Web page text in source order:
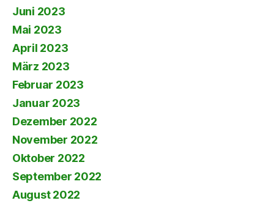
Juni 2023
Mai 2023
April 2023
März 2023
Februar 2023
Januar 2023
Dezember 2022
November 2022
Oktober 2022
September 2022
August 2022